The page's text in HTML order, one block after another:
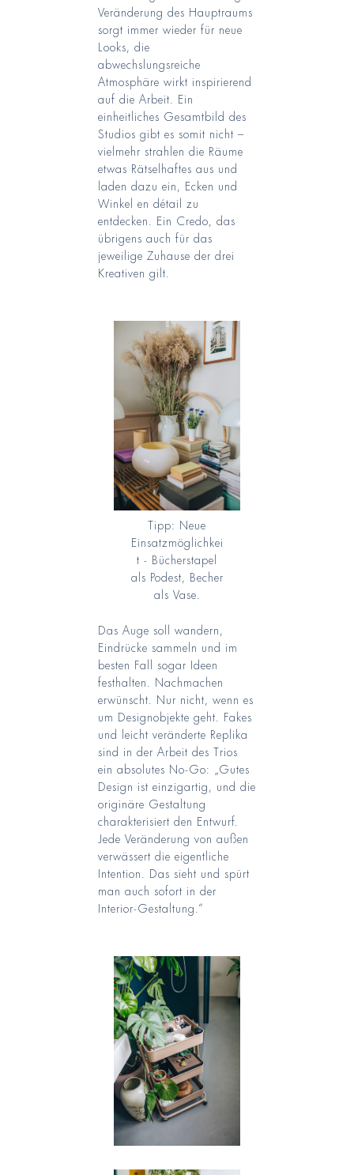
Veränderung des Hauptraums
sorgt immer wieder für neue
Looks, die
abwechslungsreiche
Atmosphäre wirkt inspirierend
auf die Arbeit. Ein
einheitliches Gesamtbild des
Studios gibt es somit nicht –
vielmehr strahlen die Räume
etwas Rätselhaftes aus und
laden dazu ein, Ecken und
Winkel en détail zu
entdecken. Ein Credo, das
übrigens auch für das
jeweilige Zuhause der drei
Kreativen gilt.
Tipp: Neue
Einsatzmöglichkei
t - Bücherstapel
als Podest, Becher
als Vase.
Das Auge soll wandern,
Eindrücke sammeln und im
besten Fall sogar Ideen
festhalten. Nachmachen
erwünscht. Nur nicht, wenn es
um Designobjekte geht. Fakes
und leicht veränderte Replika
sind in der Arbeit des Trios
ein absolutes No-Go: „Gutes
Design ist einzigartig, und die
originäre Gestaltung
charakterisiert den Entwurf.
Jede Veränderung von außen
verwässert die eigentliche
Intention. Das sieht und spürt
man auch sofort in der
Interior-Gestaltung.“